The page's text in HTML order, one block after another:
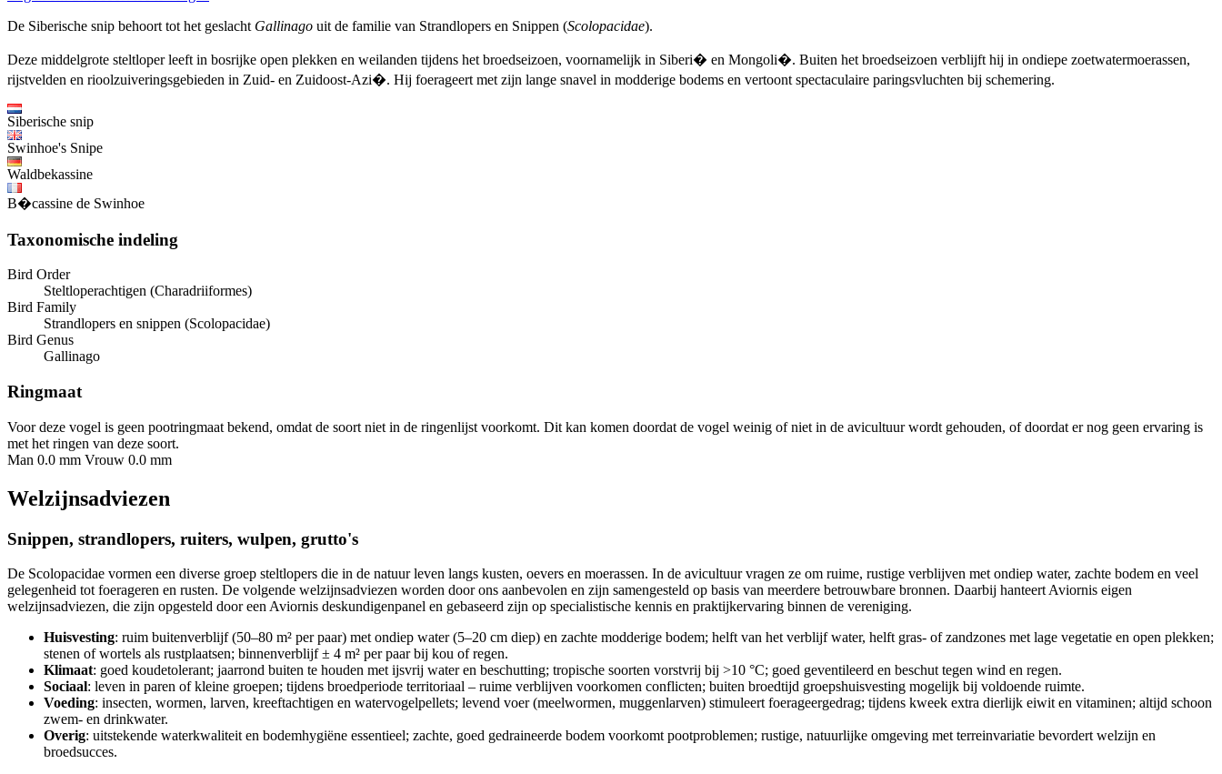
De Siberische snip behoort tot het geslacht Gallinago uit de familie van Strandlopers en Snippen (Scolopacidae).
Deze middelgrote steltloper leeft in bosrijke open plekken en weilanden tijdens het broedseizoen, voornamelijk in Siberi� en Mongoli�. Buiten het broedseizoen verblijft hij in ondiepe zoetwatermoerassen,
rijstvelden en rioolzuiveringsgebieden in Zuid- en Zuidoost-Azi�. Hij foerageert met zijn lange snavel in modderige bodems en vertoont spectaculaire paringsvluchten bij schemering.
Siberische snip
Swinhoe's Snipe
Waldbekassine
B�cassine de Swinhoe
Taxonomische indeling
Bird Order
Steltloperachtigen (Charadriiformes)
Bird Family
Strandlopers en snippen (Scolopacidae)
Bird Genus
Gallinago
Ringmaat
Voor deze vogel is geen pootringmaat bekend, omdat de soort niet in de ringenlijst voorkomt. Dit kan komen doordat de vogel weinig of niet in de avicultuur wordt gehouden, of doordat er nog geen ervaring is
met het ringen van deze soort.
Man 0.0 mm Vrouw 0.0 mm
Welzijnsadviezen
Snippen, strandlopers, ruiters, wulpen, grutto's
De Scolopacidae vormen een diverse groep steltlopers die in de natuur leven langs kusten, oevers en moerassen. In de avicultuur vragen ze om ruime, rustige verblijven met ondiep water, zachte bodem en veel
gelegenheid tot foerageren en rusten. De volgende welzijnsadviezen worden door ons aanbevolen en zijn samengesteld op basis van meerdere betrouwbare bronnen. Daarbij hanteert Aviornis eigen
welzijnsadviezen, die zijn opgesteld door een Aviornis deskundigenpanel en gebaseerd zijn op specialistische kennis en praktijkervaring binnen de vereniging.
Huisvesting: ruim buitenverblijf (50–80 m² per paar) met ondiep water (5–20 cm diep) en zachte modderige bodem; helft van het verblijf water, helft gras- of zandzones met lage vegetatie en open plekken;
stenen of wortels als rustplaatsen; binnenverblijf ± 4 m² per paar bij kou of regen.
Klimaat: goed koudetolerant; jaarrond buiten te houden met ijsvrij water en beschutting; tropische soorten vorstvrij bij >10 °C; goed geventileerd en beschut tegen wind en regen.
Sociaal: leven in paren of kleine groepen; tijdens broedperiode territoriaal – ruime verblijven voorkomen conflicten; buiten broedtijd groepshuisvesting mogelijk bij voldoende ruimte.
Voeding: insecten, wormen, larven, kreeftachtigen en watervogelpellets; levend voer (meelwormen, muggenlarven) stimuleert foerageergedrag; tijdens kweek extra dierlijk eiwit en vitaminen; altijd schoon
zwem- en drinkwater.
Overig: uitstekende waterkwaliteit en bodemhygiëne essentieel; zachte, goed gedraineerde bodem voorkomt pootproblemen; rustige, natuurlijke omgeving met terreinvariatie bevordert welzijn en
broedsucces.